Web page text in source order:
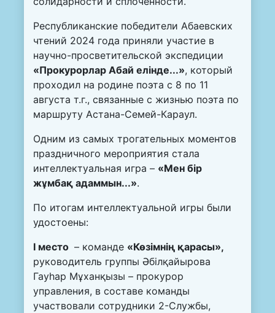
Республиканские победители Абаевских
чтений 2024 года приняли участие в
научно-просветительской экспедиции
«Прокурорлар Абай елінде...», который
проходил на родине поэта с 8 по 11
августа т.г., связанные с жизнью поэта по
маршруту Астана-Семей-Караул.
Одним из самых трогательных моментов
праздничного мероприятия стала
интеллектуальная игра – «Мен бір
жұмбақ адаммын...».
По итогам интеллектуальной игры были
удостоены:
І место – команде «Көзімнің қарасы»,
руководитель группы Әбілқайырова
Гауһар Мұханқызы – прокурор
управления, в составе команды
участвовали сотрудники 2-Службы,